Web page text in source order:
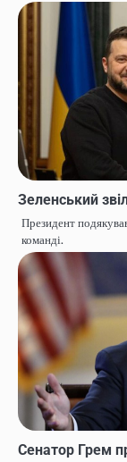
Зеленський
Президент
команді.
Сенатор Грем